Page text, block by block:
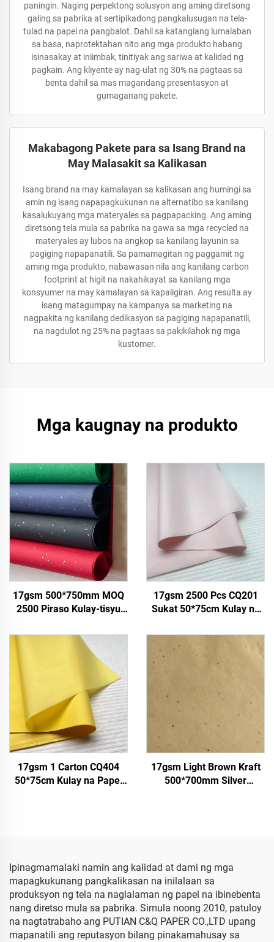
paningin. Naging perpektong solusyon ang aming diretsong
galing sa pabrika at sertipikadong pangkalusugan na tela-
tulad na papel na pangbalot. Dahil sa katangiang lumalaban
sa basa, naprotektahan nito ang mga produkto habang
isinasakay at iniimbak, tinitiyak ang sariwa at kalidad ng
pagkain. Ang kliyente ay nag-ulat ng 30% na pagtaas sa
benta dahil sa mas magandang presentasyon at
gumaganang pakete.
Makabagong Pakete para sa Isang Brand na
May Malasakit sa Kalikasan
Isang brand na may kamalayan sa kalikasan ang humingi sa
amin ng isang napapagkukunan na alternatibo sa kanilang
kasalukuyang mga materyales sa pagpapacking. Ang aming
diretsong tela mula sa pabrika na gawa sa mga recycled na
materyales ay lubos na angkop sa kanilang layunin sa
pagiging napapanatili. Sa pamamagitan ng paggamit ng
aming mga produkto, nabawasan nila ang kanilang carbon
footprint at higit na nakahikayat sa kanilang mga
konsyumer na may kamalayan sa kapaligiran. Ang resulta ay
isang matagumpay na kampanya sa marketing na
nagpakita ng kanilang dedikasyon sa pagiging napapanatili,
na nagdulot ng 25% na pagtaas sa pakikilahok ng mga
kustomer.
Mga kaugnay na produkto
17gsm 500*750mm MOQ
2500 Piraso Kulay-tisyu
Tisyu ng Mataas na
Kalidad na Pagkain Regalo
Presente sa Pakikipasko
17gsm 2500 Pcs CQ201
Sukat 50*75cm Kulay na
sa Pabrika Pagkain Prutas
damit Tshirt Sapatos na
Pakikipagtalastasan ng
17gsm 1 Carton CQ404
50*75cm Kulay na Papel
Paper
17gsm Light Brown Kraft
500*700mm Silver
Ipinagmamalaki namin ang kalidad at dami ng mga
mapagkukunang pangkalikasan na inilalaan sa
produksyon ng tela na naglalaman ng papel na ibinebenta
nang diretso mula sa pabrika. Simula noong 2010, patuloy
na nagtatrabaho ang PUTIAN C&Q PAPER CO.,LTD upang
mapanatili ang reputasyon bilang pinakamahusay sa